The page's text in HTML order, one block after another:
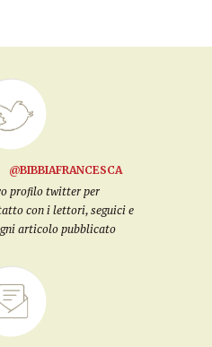
@BIBBIAFRANCESCA
profilo twitter per
con i lettori, seguici e
articolo pubblicato